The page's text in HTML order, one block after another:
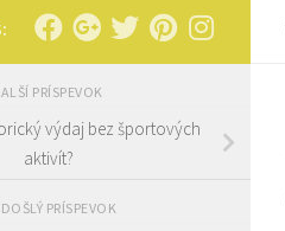
PRÍSPEVOK
výdaj bez športových
aktivít?
PRÍSPEVOK